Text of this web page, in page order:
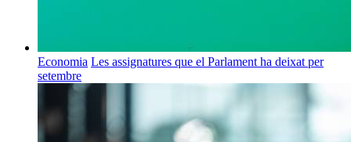
Economia Les assignatures que el Parlament ha deixat per
setembre